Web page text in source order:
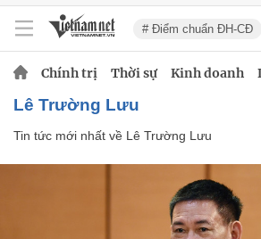
# Điểm chuẩn ĐH-CĐ
Chính trị Thời sự Kinh doanh
Lê Trường Lưu
Tin tức mới nhất về Lê Trường Lưu